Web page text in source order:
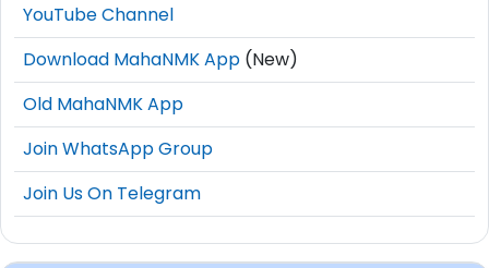
YouTube Channel
Download MahaNMK App (New)
Old MahaNMK App
Join WhatsApp Group
Join Us On Telegram